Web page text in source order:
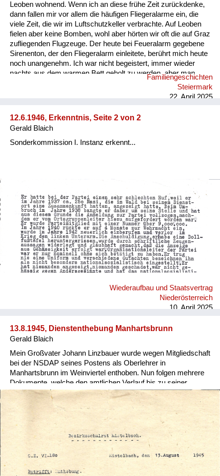
Leoben wohnend. Wenn ich an diese frühe Zeit zurückdenke,
dann fallen mir vor allem die häufigen Fliegeralarme ein, die
viele Zeit, die wir im Luftschutzkeller verbrachte. Auf Leoben
fielen aber keine Bomben, wohl aber hörten wir oft die auf Graz
zufliegenden Flugzeuge. Der heute bei Feueralarm gegebene
Sirenenton, der den Fliegeralarm einleitete, berührt mich heute
noch unangenehm. Ich war nicht begeistert, immer wieder
nachts aus dem warmen Bett geholt zu werden, aber man
nahm es als selbstverständlich hin, wir Kinder kannten es
nicht anders. Rückblickend zeigt es mir, dass sich der
gewöhnen kann. So hatte ich auch keine Angst, dass etwas
Schreckliches passieren könnte. Das Schicksal, ausgebombt
zu werden oder wie es vielen anderen damals erging,...
Familiengeschichten
Steiermark
22. April 2025
12.6.1946, Erkenntnis, Seite 2 von 2
Gerald Blaich
Sonderkommission I. Instanz erkennt...
Wiederaufbau und Staatsvertrag
Niederösterreich
10. April 2025
13.8.1945, Dienstenthebung Manhartsbrunn
Gerald Blaich
Mein Großvater Johann Linzbauer wurde wegen Mitgliedschaft
bei der NSDAP seines Postens als Oberlehrer in
Manhartsbrunn im Weinviertel enthoben. Nun folgen mehrere
Dokumente, welche den amtlichen Verlauf bis zu seiner
Rehabilitierung nachvollziehen.